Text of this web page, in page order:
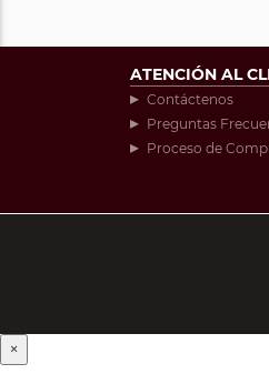
ATENCIÓN AL
Contáctenos
Preguntas
Proceso de
×